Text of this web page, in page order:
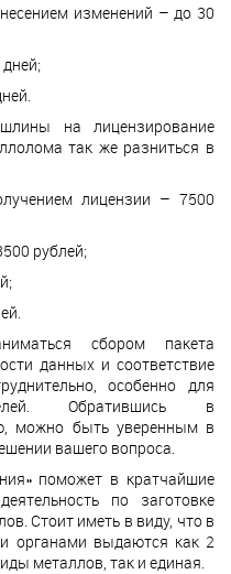
изменений – до 30
на лицензирование
так же разниться в
лицензии – 7500
рублей;
сбором пакета
данных и соответствие
особенно для
Обратившись в
можно быть уверенным в
вашего вопроса.
поможет в кратчайшие
по заготовке
Стоит иметь в виду, что в
органами выдаются как 2
металлов, так и единая.